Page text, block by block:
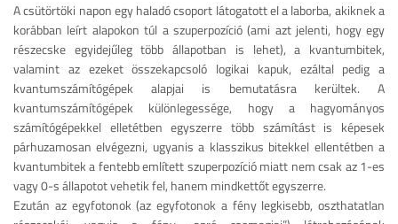
A csütörtöki napon egy haladó csoport látogatott el a laborba, akiknek a
korábban leírt alapokon túl a szuperpozíció (ami azt jelenti, hogy egy
részecske egyidejűleg több állapotban is lehet), a kvantumbitek,
valamint az ezeket összekapcsoló logikai kapuk, ezáltal pedig a
kvantumszámítógépek alapjai is bemutatásra kerültek. A
kvantumszámítógépek különlegessége, hogy a hagyományos
számítógépekkel elletétben egyszerre több számítást is képesek
párhuzamosan elvégezni, ugyanis a klasszikus bitekkel ellentétben a
kvantumbitek a fentebb említett szuperpozíció miatt nem csak az 1-es
vagy 0-s állapotot vehetik fel, hanem mindkettőt egyszerre.
Ezután az egyfotonok (az egyfotonok a fény legkisebb, oszthatatlan